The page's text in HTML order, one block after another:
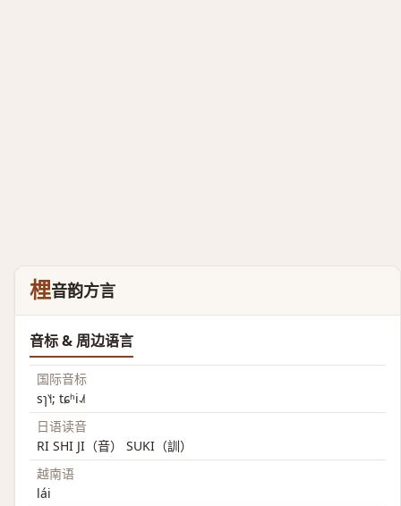
梩音韵方言
音标 & 周边语言
国际音标
sɿ˥˧; tɕʰi˨˩˦
日语读音
RI SHI JI（音） SUKI（訓）
越南语
lái